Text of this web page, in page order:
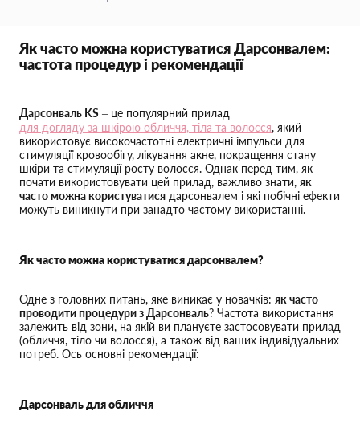
Як часто можна користуватися Дарсонвалем:
частота процедур і рекомендації
Дарсонваль KS – це популярний прилад
для догляду за шкірою обличчя, тіла та волосся, який
використовує високочастотні електричні імпульси для
стимуляції кровообігу, лікування акне, покращення стану
шкіри та стимуляції росту волосся. Однак перед тим, як
почати використовувати цей прилад, важливо знати, як
часто можна користуватися дарсонвалем і які побічні ефекти
можуть виникнути при занадто частому використанні.
Як часто можна користуватися дарсонвалем?
Одне з головних питань, яке виникає у новачків: як часто
проводити процедури з Дарсонваль? Частота використання
залежить від зони, на якій ви плануєте застосовувати прилад
(обличчя, тіло чи волосся), а також від ваших індивідуальних
потреб. Ось основні рекомендації:
Дарсонваль для обличчя